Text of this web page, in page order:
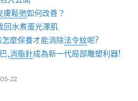
膚鬆弛如何改善？
回水煮蛋光澤肌
麼保養才能消除法令紋呢?
,消脂針成為新一代局部雕塑利器!
22